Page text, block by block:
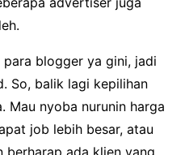
blogger ya gini, jadi
So, balik lagi kepilihan
Mau nyoba nurunin harga
job lebih besar, atau
berharap ada klien yang